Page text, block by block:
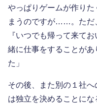
やっぱりゲームが作り
まうのですが……。ただ
『いつでも帰って来て
緒に仕事をすることが
た」
その後、また別の１社
は独立を決めることにな